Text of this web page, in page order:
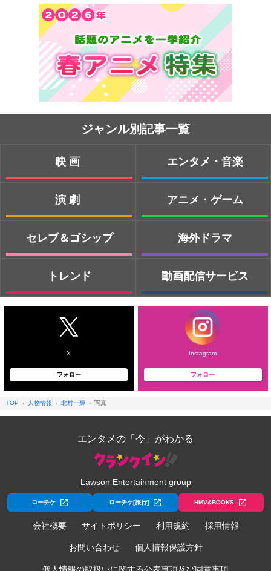
ジャンル別記事一覧
映画
演劇
セレブ＆ゴシップ
トレンド
エンタメ・音楽
アニメ・ゲーム
海外ドラマ
動画配信サービス
X
フォロー
Instagram
フォロー
TOP 人物情報 北村一輝 写真
エンタメの「今」がわかる
Lawson Entertainment group
ローチケ ローチケ[旅行] HMV&BOOKS
会社概要 サイトポリシー 利用規約 採用情報
お問い合わせ 個人情報保護方針
個人情報の取扱いに関する公表事項及び同意事項